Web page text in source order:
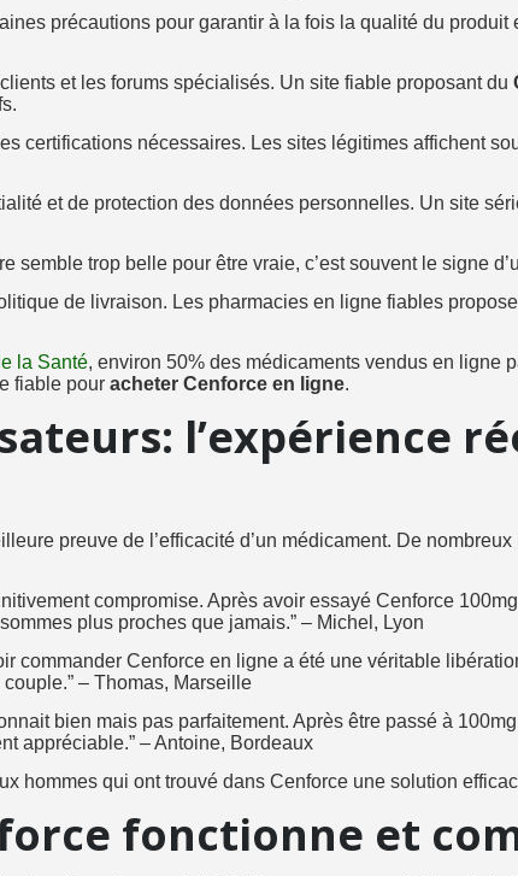
précautions pour garantir à la fois la qualité du
et les forums spécialisés. Un site fiable proposant du
certifications nécessaires. Les sites légitimes affichent
et de protection des données personnelles. Un site
semble trop belle pour être vraie, c’est souvent le signe
de livraison. Les pharmacies en ligne fiables
la Santé, environ 50% des médicaments vendus en ligne
fiable pour acheter Cenforce en ligne.
l’expérience
preuve de l’efficacité d’un médicament. De
compromise. Après avoir essayé Cenforce
plus proches que jamais.” – Michel, Lyon
commander Cenforce en ligne a été une véritable
– Thomas, Marseille
bien mais pas parfaitement. Après être passé à
appréciable.” – Antoine, Bordeaux
hommes qui ont trouvé dans Cenforce une solution
fonctionne et